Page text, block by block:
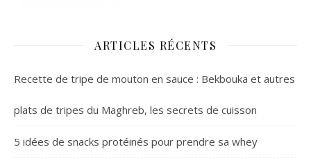
ARTICLES RÉCENTS
Recette de tripe de mouton en sauce : Bekbouka et autres
plats de tripes du Maghreb, les secrets de cuisson
5 idées de snacks protéinés pour prendre sa whey